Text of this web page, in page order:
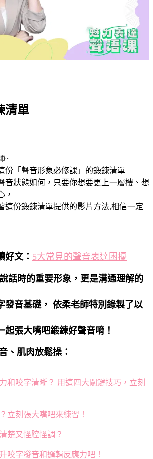
清單
~
份「聲音形象必修課」的鍛鍊清單
音狀態如何，只要你想要更上一層樓、想
，
這份鍛鍊清單提供的影片方法,相信一定
好文： 5大常見的聲音表達困擾
話時的重要形象，更是溝通理解的
發音基礎， 依柔老師特別錄製了以
起張大嘴吧鍛鍊好聲音唷！
、肌肉放鬆操：
和咬字清晰？ 用這四大關鍵技巧，立刻
立刻張大嘴吧來練習！
楚又怪腔怪調？
咬字發音和邏輯反應力吧！